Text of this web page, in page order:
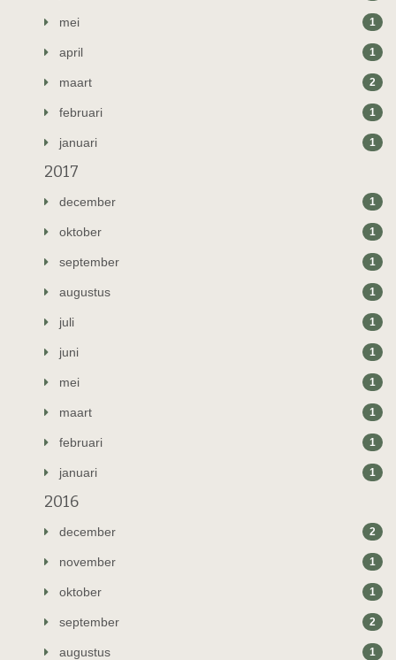
mei 1
april 1
maart 2
februari 1
januari 1
2017
december 1
oktober 1
september 1
augustus 1
juli 1
juni 1
mei 1
maart 1
februari 1
januari 1
2016
december 2
november 1
oktober 1
september 2
augustus 1